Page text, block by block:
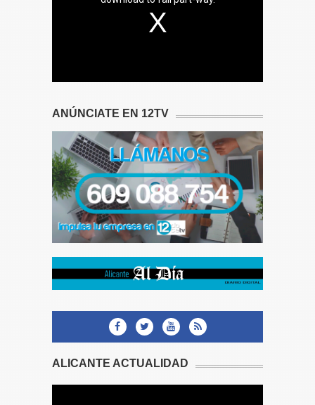
ANÚNCIATE EN 12TV
ALICANTE ACTUALIDAD